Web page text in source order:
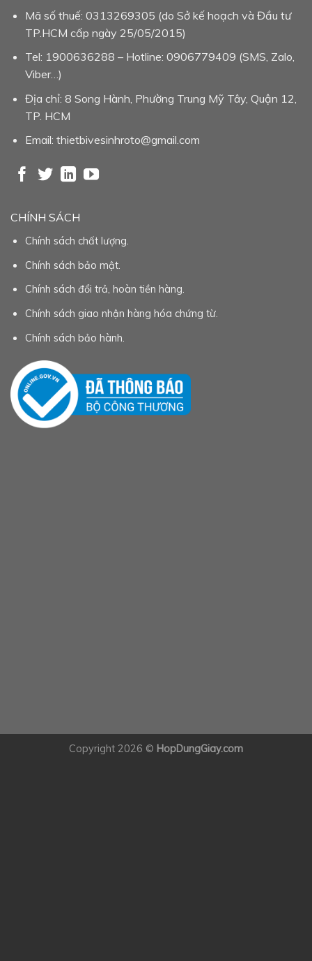
Mã số thuế: 0313269305 (do Sở kế hoạch và Đầu tư
TP.HCM cấp ngày 25/05/2015)
Tel: 1900636288 – Hotline: 0906779409 (SMS, Zalo,
Viber…)
Địa chỉ: 8 Song Hành, Phường Trung Mỹ Tây, Quận 12,
TP. HCM
Email: thietbivesinhroto@gmail.com
CHÍNH SÁCH
Chính sách chất lượng.
Chính sách bảo mật.
Chính sách đổi trả, hoàn tiền hàng.
Chính sách giao nhận hàng hóa chứng từ.
Chính sách bảo hành.
Copyright 2026 © HopDungGiay.com